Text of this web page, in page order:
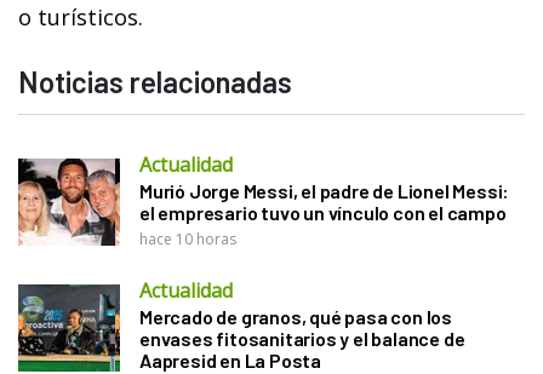
o turísticos.
Noticias relacionadas
Actualidad
Murió Jorge Messi, el padre de Lionel Messi:
el empresario tuvo un vínculo con el campo
hace 10 horas
Actualidad
Mercado de granos, qué pasa con los
envases fitosanitarios y el balance de
Aapresid en La Posta